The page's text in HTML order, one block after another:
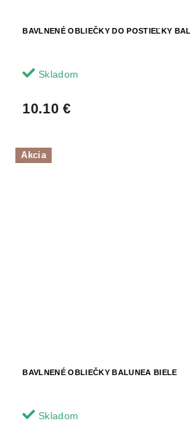
BAVLNENÉ OBLIEČKY DO POSTIEĽKY
Skladom
10.10 €
Akcia
BAVLNENÉ OBLIEČKY BALUNEA BIELE
Skladom